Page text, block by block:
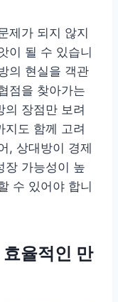
제가 되지 않지
이 될 수 있습니
의 현실을 객관
점을 찾아가는
의 장점만 보려
지도 함께 고려
, 상대방이 경제
장 가능성이 높
수 있어야 합니
율적인 만